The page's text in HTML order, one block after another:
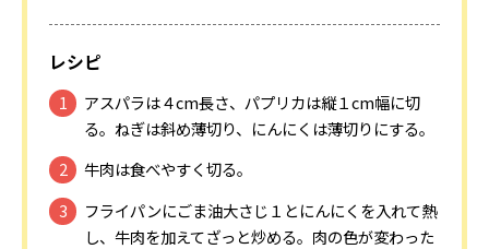
レシピ
アスパラは４cm長さ、パプリカは縦１cm幅に切
る。ねぎは斜め薄切り、にんにくは薄切りにする。
牛肉は食べやすく切る。
フライパンにごま油大さじ１とにんにくを入れて熱
し、牛肉を加えてざっと炒める。肉の色が変わった